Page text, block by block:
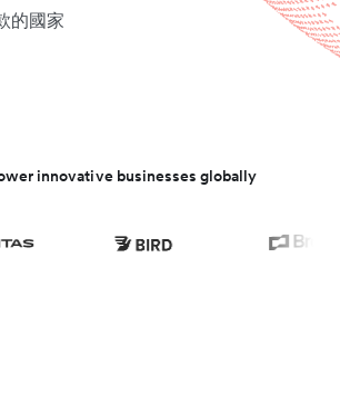
的國家
innovative businesses globally